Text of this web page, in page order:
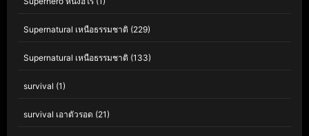
Supernatural เหนือธรรมชาติ (229)
Supernatural เหนือธรรมชาติ (133)
survival (1)
survival เอาตัวรอด (21)